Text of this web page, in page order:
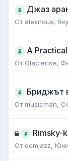
Джаз
От alexnous,
A
От Glacierise,
Бриджът
Отmusicman,
Rimsky-
От ecmjazz,